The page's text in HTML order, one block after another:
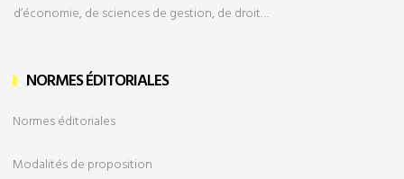
d’économie, de sciences de gestion, de droit…
NORMES ÉDITORIALES
Normes éditoriales
Modalités de proposition